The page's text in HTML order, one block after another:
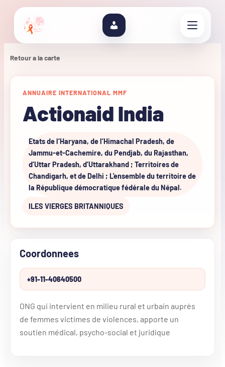
Retour a la carte
ANNUAIRE INTERNATIONAL MMF
Actionaid India
Etats de l’Haryana, de l’Himachal Pradesh, de
Jammu-et-Cachemire, du Pendjab, du Rajasthan,
d’Uttar Pradesh, d’Uttarakhand ; Territoires de
Chandigarh, et de Delhi ; L'ensemble du territoire de
la République démocratique fédérale du Népal.
ILES VIERGES BRITANNIQUES
Coordonnees
+91-11-40640500
ONG qui intervient en milieu rural et urbain auprès
de femmes victimes de violences, apporte un
soutien médical, psycho-social et juridique